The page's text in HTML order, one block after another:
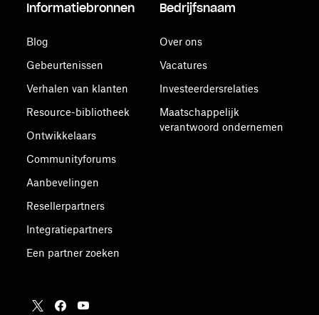
Informatiebronnen
Blog
Gebeurtenissen
Verhalen van klanten
Resource-bibliotheek
Ontwikkelaars
Communityforums
Aanbevelingen
Resellerpartners
Integratiepartners
Een partner zoeken
Bedrijfsnaam
Over ons
Vacatures
Investeerdersrelaties
Maatschappelijk
verantwoord ondernemen